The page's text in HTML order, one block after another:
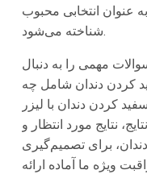
به عنوان انتخابی محبوب
شناخته می‌شود.
مهمی را به دنبال
کردن دندان شامل چه
کردن دندان با لیزر
نتایج مورد انتظار و
برای تصمیم‌گیری
ویژه ما آماده ارائه